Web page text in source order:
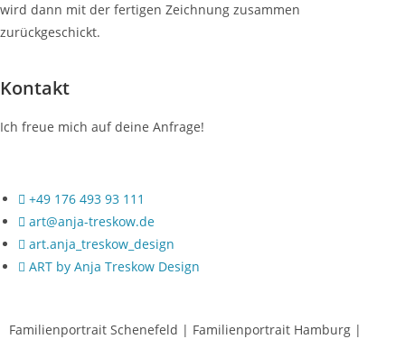
wird dann mit der fertigen Zeichnung zusammen
zurückgeschickt.
Kontakt
Ich freue mich auf deine Anfrage!
+49 176 493 93 111
art@anja-treskow.de
art.anja_treskow_design
ART by Anja Treskow Design
Familienportrait Schenefeld | Familienportrait Hamburg |